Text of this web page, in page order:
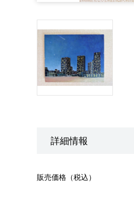
詳細情報
販売価格（税込）